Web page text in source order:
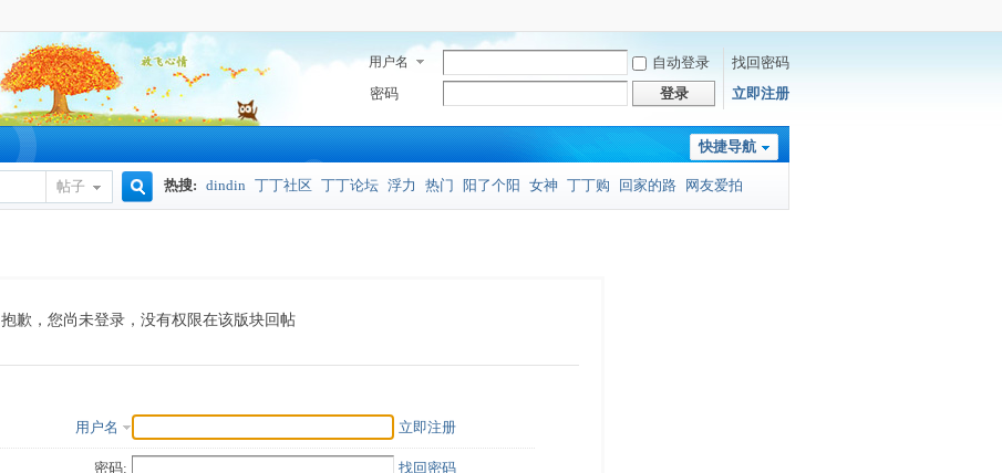
用户名 自动登录
找回密码
密码
登录 立即注册
快捷导航
帖子
索
热搜: dindin 丁丁社区 丁丁论坛 浮力 热门 阳了个阳 女神 丁丁购 回家的路 网友爱拍
抱歉，您尚未登录，没有权限在该版块回帖
用户名 立即注册
密码: 找回密码